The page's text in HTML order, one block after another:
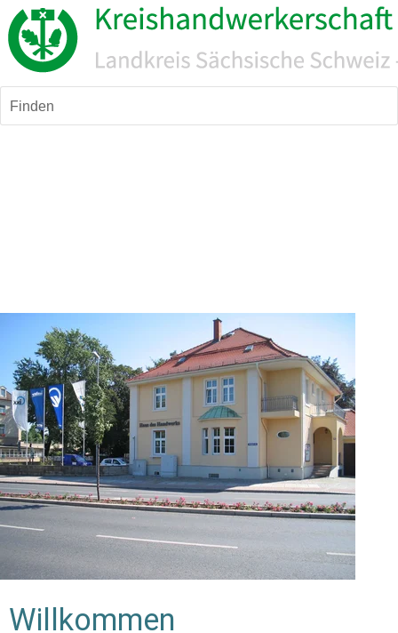
Finden
Willkommen